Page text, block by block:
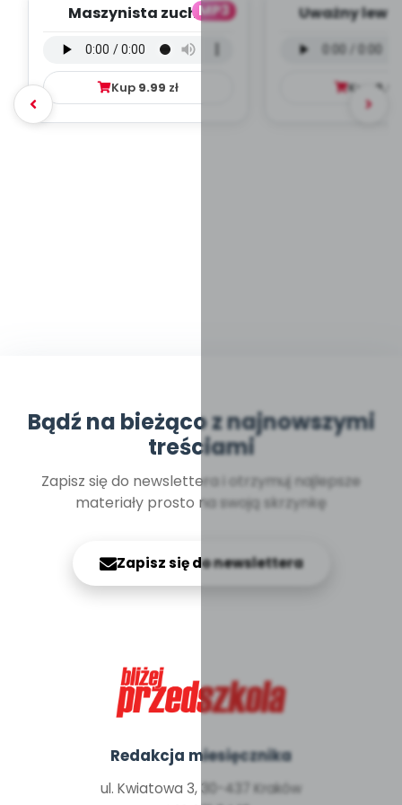
MP3
Maszynista zuch -
mp3)
Kup 9.99 zł
Uważny lew
Kup 9.99
Bądź na bieżąco z najnowszymi
treściami
Zapisz się do newslettera i otrzymuj najlepsze
materiały prosto na swoją skrzynkę
Zapisz się do newslettera
Redakcja miesięcznika
ul. Kwiatowa 3, 30-437 Kraków